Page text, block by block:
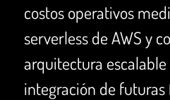
costos operativos
serverless de AWS y
arquitectura escalable
integración de futuras